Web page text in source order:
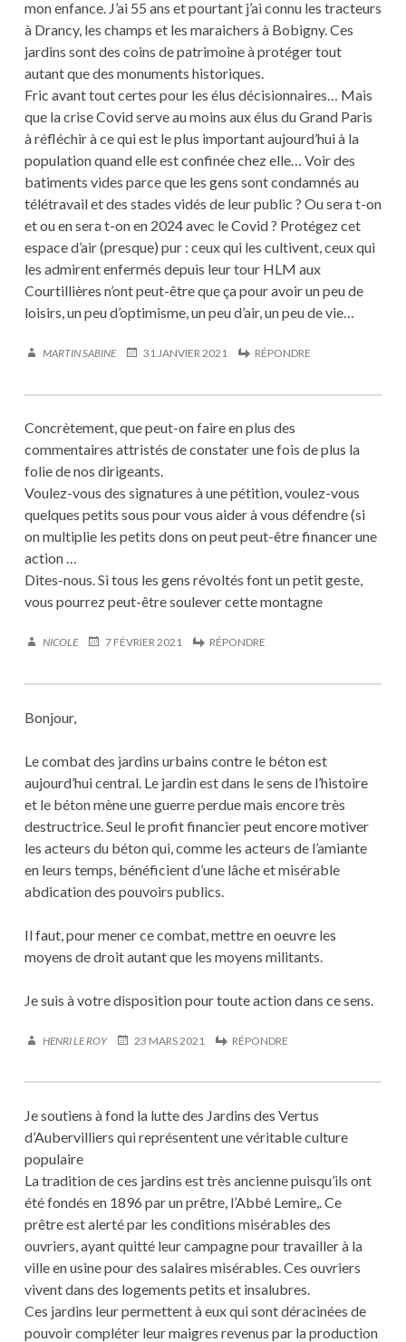
mon enfance. J’ai 55 ans et pourtant j’ai connu les tracteurs
à Drancy, les champs et les maraichers à Bobigny. Ces
jardins sont des coins de patrimoine à protéger tout
autant que des monuments historiques.
Fric avant tout certes pour les élus décisionnaires… Mais
que la crise Covid serve au moins aux élus du Grand Paris
à réfléchir à ce qui est le plus important aujourd’hui à la
population quand elle est confinée chez elle… Voir des
batiments vides parce que les gens sont condamnés au
télétravail et des stades vidés de leur public ? Ou sera t-on
et ou en sera t-on en 2024 avec le Covid ? Protégez cet
espace d’air (presque) pur : ceux qui les cultivent, ceux qui
les admirent enfermés depuis leur tour HLM aux
Courtillières n’ont peut-être que ça pour avoir un peu de
loisirs, un peu d’optimisme, un peu d’air, un peu de vie…
MARTIN SABINE 31 JANVIER 2021 RÉPONDRE
Concrètement, que peut-on faire en plus des
commentaires attristés de constater une fois de plus la
folie de nos dirigeants.
Voulez-vous des signatures à une pétition, voulez-vous
quelques petits sous pour vous aider à vous défendre (si
on multiplie les petits dons on peut peut-être financer une
action …
Dites-nous. Si tous les gens révoltés font un petit geste,
vous pourrez peut-être soulever cette montagne
NICOLE 7 FÉVRIER 2021 RÉPONDRE
Bonjour,
Le combat des jardins urbains contre le béton est
aujourd’hui central. Le jardin est dans le sens de l’histoire
et le béton mène une guerre perdue mais encore très
destructrice. Seul le profit financier peut encore motiver
les acteurs du béton qui, comme les acteurs de l’amiante
en leurs temps, bénéficient d’une lâche et misérable
abdication des pouvoirs publics.
Il faut, pour mener ce combat, mettre en oeuvre les
moyens de droit autant que les moyens militants.
Je suis à votre disposition pour toute action dans ce sens.
HENRI LE ROY 23 MARS 2021 RÉPONDRE
Je soutiens à fond la lutte des Jardins des Vertus
d’Aubervilliers qui représentent une véritable culture
populaire
La tradition de ces jardins est très ancienne puisqu’ils ont
été fondés en 1896 par un prêtre, l’Abbé Lemire,. Ce
prêtre est alerté par les conditions misérables des
ouvriers, ayant quitté leur campagne pour travailler à la
ville en usine pour des salaires misérables. Ces ouvriers
vivent dans des logements petits et insalubres.
Ces jardins leur permettent à eux qui sont déracinées de
pouvoir compléter leur maigres revenus par la production